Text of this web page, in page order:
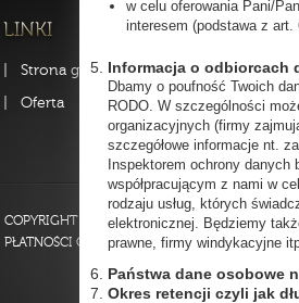
w celu oferowania Pani/
interesem (podstawa z
Informacja o odbiorcach
Dbamy o poufność Twoich
RODO. W szczególności
organizacyjnych (firmy
szczegółowe informacje nt.
Inspektorem ochrony danych
współpracującym z nami w
rodzaju usług, których
elektronicznej. Będziemy
prawne, firmy windykacyjne
Państwa dane osobowe
Okres retencji czyli jak
Strona główna
Oferta
FAQ
Kontakt
Regulamin
COPYRIGHT 2013 BY BEAUTYPROJECT POLSKA
PŁATNOŚCI ON-LINE OBSŁUGUJE PAYU.PL